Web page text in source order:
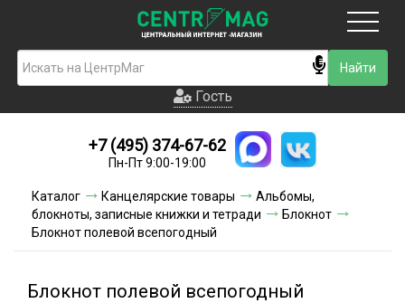
Гость
Новинки
Условия доставки
Условия оплаты
Гость
+7 (495) 374-67-62
Пн-Пт 9:00-19:00
Каталог Канцелярские товары
Альбомы,
блокноты, записные книжки и тетради
Блокнот
Блокнот полевой всепогодный
Блокнот полевой всепогодный